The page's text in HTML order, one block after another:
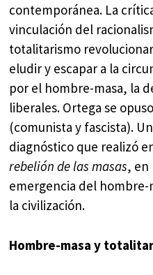
contemporánea. La
vinculación del
totalitarismo
eludir y escapar a la
por el hombre-masa, la
liberales. Ortega se
(comunista y fascista).
diagnóstico que realizó
rebelión de las masas, en
emergencia del hombre-
la civilización.
Hombre-masa y